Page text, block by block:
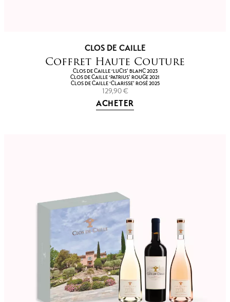
CLOS DE CAILLE
Coffret Haute Couture
CLOS DE CAILLE ‘LUCIS’ BLANC 2023
CLOS DE CAILLE ‘PATRIUS’ ROUGE 2021
CLOS DE CAILLE ‘CLARISSE’ ROSÉ 2025
129,90€
ACHETER